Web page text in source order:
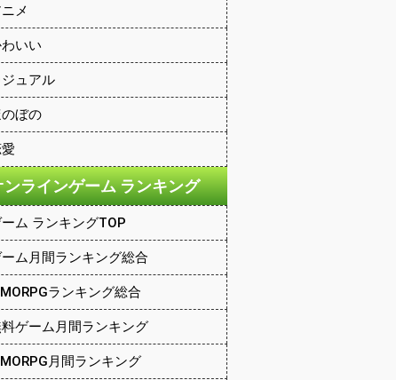
メ
いい
ジュアル
ぼの
ンラインゲーム ランキング
ム ランキングTOP
ム月間ランキング総合
ランキング総合
ゲーム月間ランキング
月間ランキング